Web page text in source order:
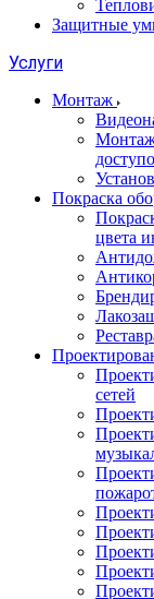
Защитные
Услуги
Монтаж
Покраска
цвета
сетей